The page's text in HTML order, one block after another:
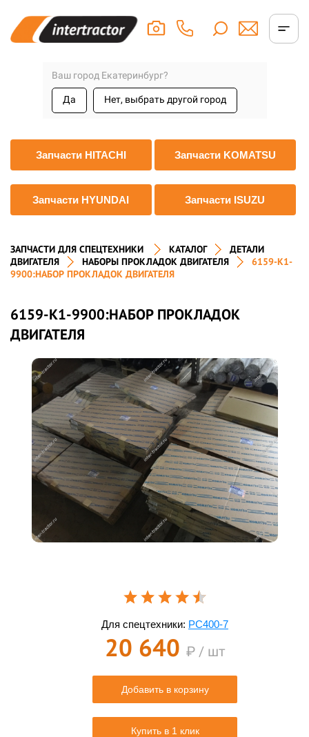
Ваш город Екатеринбург?
Да Нет, выбрать другой город
Запчасти HITACHI Запчасти KOMATSU
Запчасти HYUNDAI Запчасти ISUZU
ЗАПЧАСТИ ДЛЯ СПЕЦТЕХНИКИ КАТАЛОГ
ДЕТАЛИ
ДВИГАТЕЛЯ
НАБОРЫ ПРОКЛАДОК ДВИГАТЕЛЯ
6159-K1-
9900:НАБОР ПРОКЛАДОК ДВИГАТЕЛЯ
6159-K1-9900:НАБОР ПРОКЛАДОК
ДВИГАТЕЛЯ
Для спецтехники: PC400-7
20 640 ₽ / шт
Добавить в корзину
Купить в 1 клик